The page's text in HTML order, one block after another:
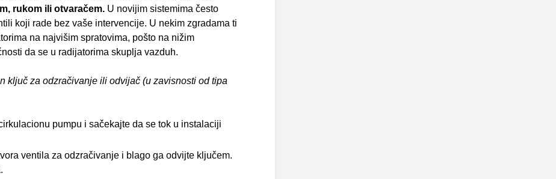
rukom ili otvaračem. U novijim sistemima često
koji rade bez vaše intervencije. U nekim zgradama ti
na najvišim spratovima, pošto na nižim
da se u radijatorima skuplja vazduh.
ključ za odzračivanje ili odvijač (u zavisnosti od tipa
pumpu i sačekajte da se tok u instalaciji
ventila za odzračivanje i blago ga odvijte ključem.